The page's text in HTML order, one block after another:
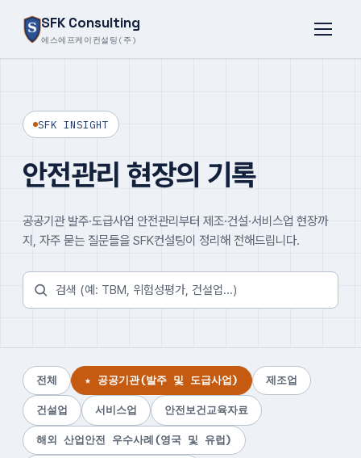
SFK Consulting
에스에프케이컨설팅(주)
SFK INSIGHT
안전관리 현장의 기록
공공기관 발주·도급사업 안전관리부터 제조·건설·서비스업 현장까
지, 자주 묻는 질문들을 SFK컨설팅이 정리해 전해드립니다.
전체 ★ 공공기관(발주 및 도급사업) 제조업
건설업 서비스업 안전보건교육자료
해외 산업안전 우수사례(영국 및 유럽)